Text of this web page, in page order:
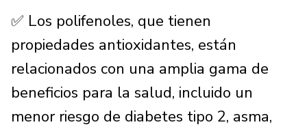
✅ Los polifenoles, que tienen
propiedades antioxidantes, están
relacionados con una amplia gama de
beneficios para la salud, incluido un
menor riesgo de diabetes tipo 2, asma,